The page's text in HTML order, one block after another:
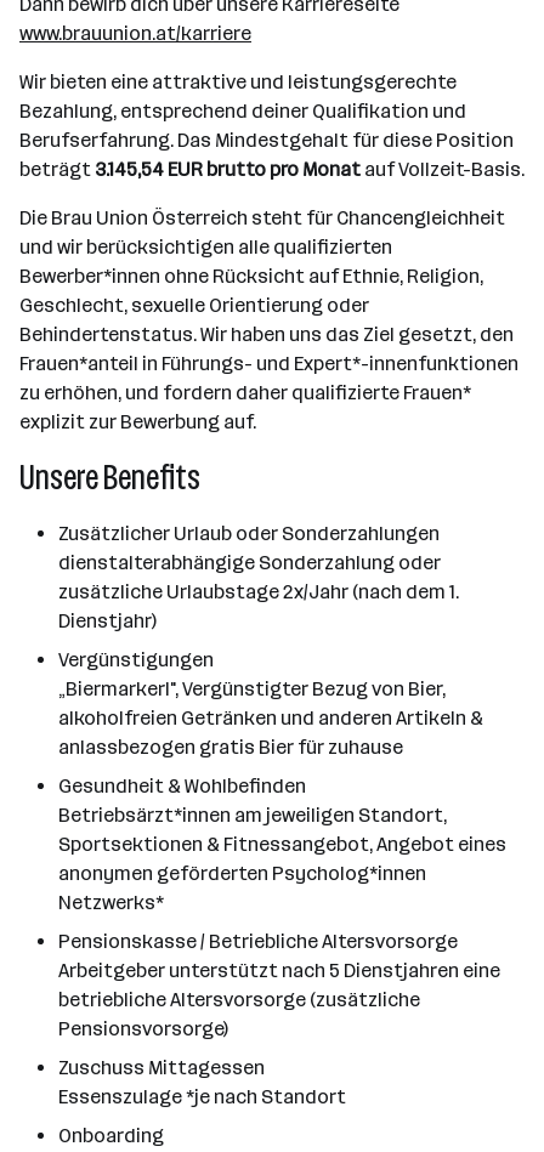
www.brauunion.at/karriere
Wir bieten eine attraktive und leistungsgerechte
Bezahlung, entsprechend deiner Qualifikation und
Berufserfahrung. Das Mindestgehalt für diese Position
beträgt 3.145,54 EUR brutto pro Monat auf Vollzeit-Basis.
Die Brau Union Österreich steht für Chancengleichheit
und wir berücksichtigen alle qualifizierten
Bewerber*innen ohne Rücksicht auf Ethnie, Religion,
Geschlecht, sexuelle Orientierung oder
Behindertenstatus. Wir haben uns das Ziel gesetzt, den
Frauen*anteil in Führungs- und Expert*-innenfunktionen
zu erhöhen, und fordern daher qualifizierte Frauen*
explizit zur Bewerbung auf.
Unsere Benefits
Zusätzlicher Urlaub oder Sonderzahlungen
dienstalterabhängige Sonderzahlung oder
zusätzliche Urlaubstage 2x/Jahr (nach dem 1.
Dienstjahr)
Vergünstigungen
„Biermarkerl", Vergünstigter Bezug von Bier,
alkoholfreien Getränken und anderen Artikeln &
anlassbezogen gratis Bier für zuhause
Gesundheit & Wohlbefinden
Betriebsärzt*innen am jeweiligen Standort,
Sportsektionen & Fitnessangebot, Angebot eines
anonymen geförderten Psycholog*innen
Netzwerks*
Pensionskasse / Betriebliche Altersvorsorge
Arbeitgeber unterstützt nach 5 Dienstjahren eine
betriebliche Altersvorsorge (zusätzliche
Pensionsvorsorge)
Zuschuss Mittagessen
Essenszulage *je nach Standort
Onboarding